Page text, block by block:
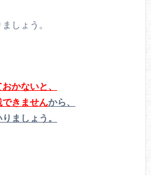
しょう。
かないと、
できませんから、
ましょう。